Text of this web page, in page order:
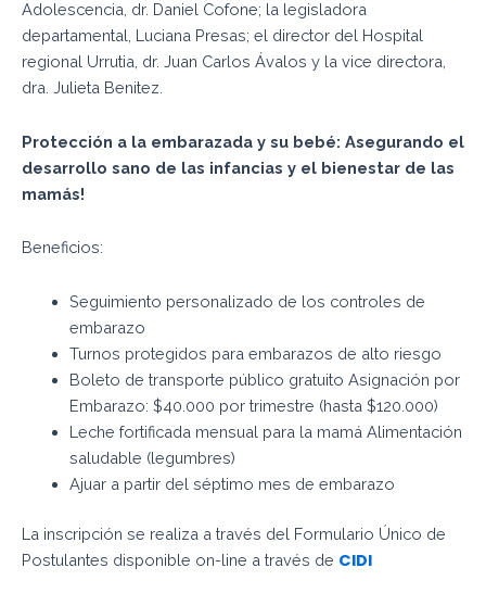
Adolescencia, dr. Daniel Cofone; la legisladora
departamental, Luciana Presas; el director del Hospital
regional Urrutia, dr. Juan Carlos Ávalos y la vice directora,
dra. Julieta Benitez.
Protección a la embarazada y su bebé: Asegurando el
desarrollo sano de las infancias y el bienestar de las
mamás!
Beneficios:
Seguimiento personalizado de los controles de
embarazo
Turnos protegidos para embarazos de alto riesgo
Boleto de transporte público gratuito Asignación por
Embarazo: $40.000 por trimestre (hasta $120.000)
Leche fortificada mensual para la mamá Alimentación
saludable (legumbres)
Ajuar a partir del séptimo mes de embarazo
La inscripción se realiza a través del Formulario Único de
Postulantes disponible on-line a través de CIDI